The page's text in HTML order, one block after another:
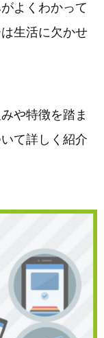
よくわかって
生活に欠かせ
や特徴を踏ま
て詳しく紹介